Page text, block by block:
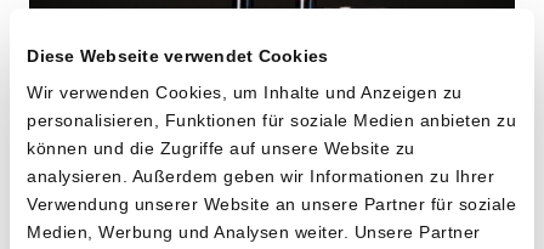
Diese Webseite verwendet Cookies
Wir verwenden Cookies, um Inhalte und Anzeigen zu
personalisieren, Funktionen für soziale Medien anbieten zu
können und die Zugriffe auf unsere Website zu
analysieren. Außerdem geben wir Informationen zu Ihrer
Verwendung unserer Website an unsere Partner für soziale
Medien, Werbung und Analysen weiter. Unsere Partner